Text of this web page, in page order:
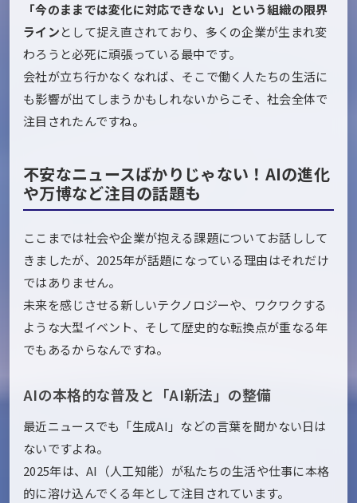
「今のままでは変化に対応できない」という組織の限界
ラインとして捉え直されており、多くの企業が生まれ変
わろうと必死に頑張っている最中です。
会社が立ち行かなくなれば、そこで働く人たちの生活に
も影響が出てしまうかもしれないからこそ、社会全体で
注目されたんですね。
不安なニュースばかりじゃない！AIの進化
や万博など注目の話題も
ここまでは社会や企業が抱える課題についてお話しして
きましたが、2025年が話題になっている理由はそれだけ
ではありません。
未来を感じさせる新しいテクノロジーや、ワクワクする
ような大型イベント、そして歴史的な転換点が重なる年
でもあるからなんですね。
AIの本格的な普及と「AI新法」の整備
最近ニュースでも「生成AI」などの言葉を聞かない日は
ないですよね。
2025年は、AI（人工知能）が私たちの生活や仕事に本格
的に溶け込んでくる年として注目されています。